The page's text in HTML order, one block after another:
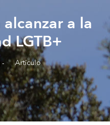
a la
LGTB+
- Artículo